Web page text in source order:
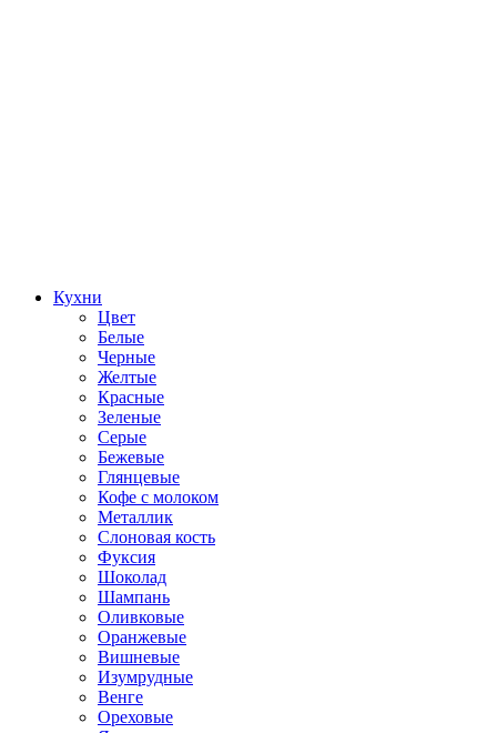
Кухни
Цвет
Белые
Черные
Желтые
Красные
Зеленые
Серые
Бежевые
Глянцевые
Кофе с молоком
Металлик
Слоновая кость
Фуксия
Шоколад
Шампань
Оливковые
Оранжевые
Вишневые
Изумрудные
Венге
Ореховые